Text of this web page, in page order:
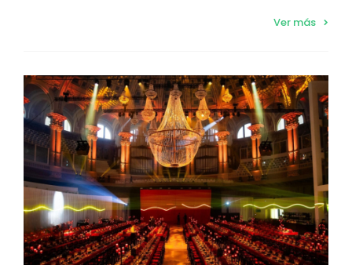
Ver más